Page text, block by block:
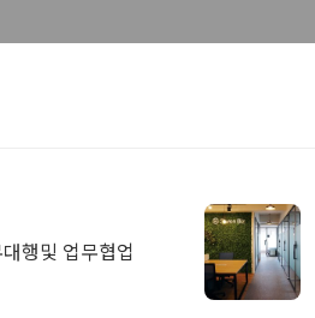
행및 업무협업